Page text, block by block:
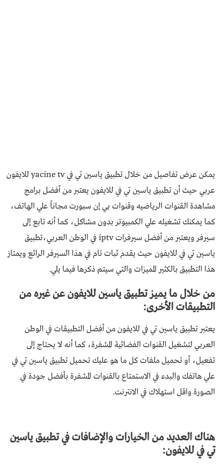
يمكن عرض تفاصيل من خلال تطبيق ياسين تي في yacine tv للايفون
عربي حيث أن تطبيق ياسين تي في للايفون يعتبر من أفضل برامج
مشاهدة القنوات الرياضيه وقنوات بي إن سبورت مجاناً علي الهاتف،
كما يمكنك تشغيله علي الكمبيوتر بدون مشاكل، كما أنه تابع إلى
سيرفر ويعتبر من أفضل سيرفرات iptv في الوطن العربي،تطبيق
ياسين تي في للايفون حيث يقدم ثبات تام في هذا السيرفر الرائع ويمتاز
هذا التطبيق بالكثير المميزات والتي سيتم ذكرها فيما يلي.
من خلال ما يميز تطبيق ياسين للايفون عن غيره من
التطبيقات الأخرى:
يعتبر تطبيق ياسين تي في للايفون من أفضل التطبيقات في الوطن
العربي لتشغيل القنوات الفضائية المشفرة، كما أنه لا يحتاج إلى
تفعيل، أو تحميل ملفات كل ما هو عليك تحميل تطبيق ياسين تي في
علي هاتفك والبدء في الاستمتاع بالقنوات المشفرة بأفضل جودة في
الصورة واقل استهلاك في الانترنت.
هناك العديد من الخيارات والإضافات في تطبيق ياسين
تي في للايفون: